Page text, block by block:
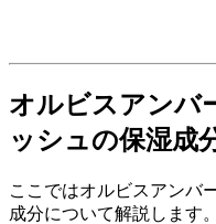
オルビスアンバ
ッシュの保湿成
ここではオルビスアンバ
成分について解説します